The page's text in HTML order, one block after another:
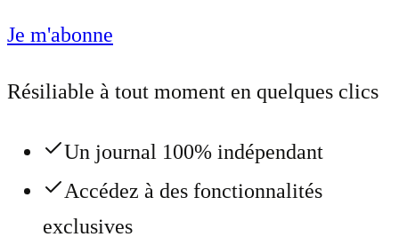
Je m'abonne
Résiliable à tout moment en quelques clics
Un journal 100% indépendant
Accédez à des fonctionnalités
exclusives